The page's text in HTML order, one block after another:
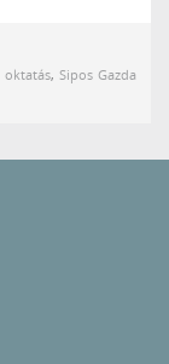
oktatás, Sipos Gazda